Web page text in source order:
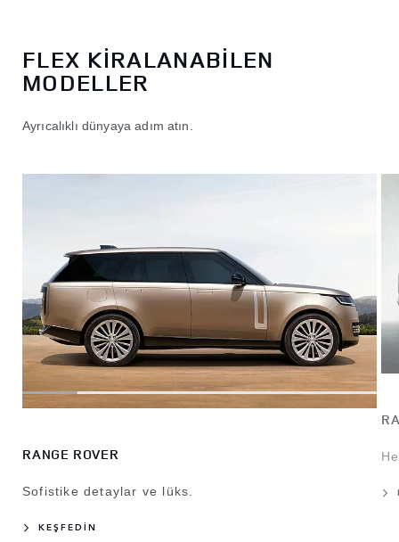
FLEX KİRALANABİLEN
MODELLER
Ayrıcalıklı dünyaya adım atın.
RANGE ROVER
Sofistike detaylar ve lüks.
KEŞFEDİN